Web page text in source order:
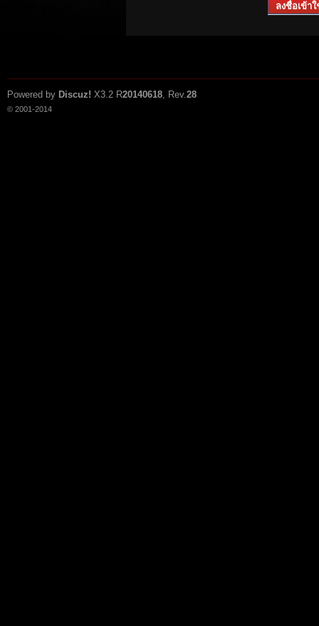
ลงชื่อเข้าใ
Powered by Discuz! X3.2 R20140618, Rev.28
© 2001-2014